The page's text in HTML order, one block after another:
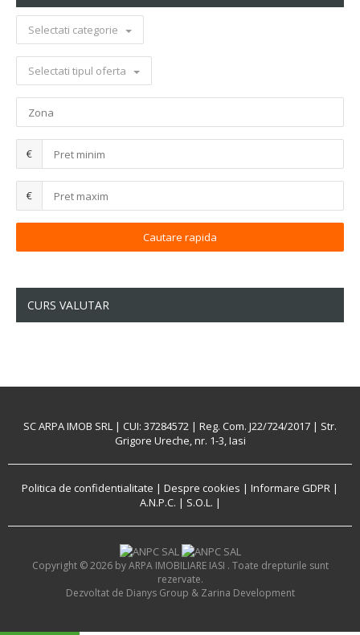
Selectati categorie
Selectati tipul oferta
€
€
CURS VALUTAR
SC ARPA IMOB SRL | CUI: 37284572 | Reg. Com. J22/724/2017 | Str.
Grigore Ureche, nr. 1-3, Iasi
Politica de confidentialitate | Despre cookies | Informare GDPR |
A.N.P.C. | S.O.L. |
Copyright ©2026by ARPA IMOBILIARE IASI . Toate drepturile sunt
rezervate.
Dezvoltat de Dianys Group & Zarina Development